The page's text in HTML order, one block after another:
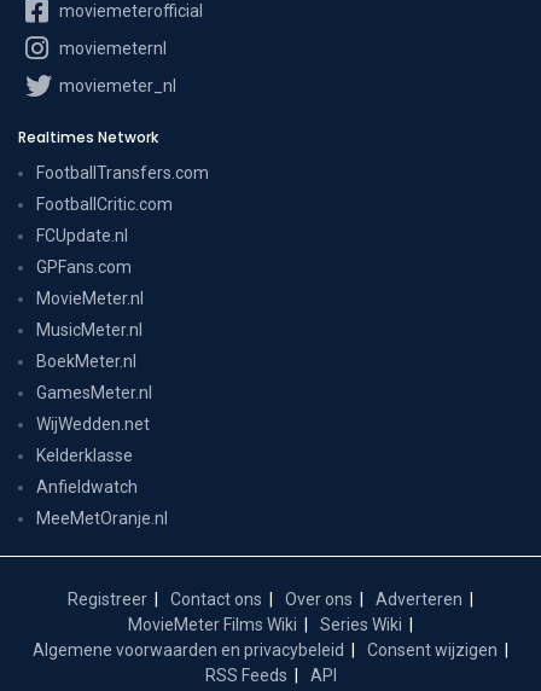
moviemeterofficial
moviemeternl
moviemeter_nl
Realtimes Network
FootballTransfers.com
FootballCritic.com
FCUpdate.nl
GPFans.com
MovieMeter.nl
MusicMeter.nl
BoekMeter.nl
GamesMeter.nl
WijWedden.net
Kelderklasse
Anfieldwatch
MeeMetOranje.nl
Registreer Contact ons Over ons
Adverteren
MovieMeter Films Wiki
Series Wiki
Algemene voorwaarden en privacybeleid
Consent wijzigen
RSS Feeds
API